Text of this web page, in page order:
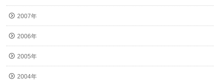
2007年
2006年
2005年
2004年